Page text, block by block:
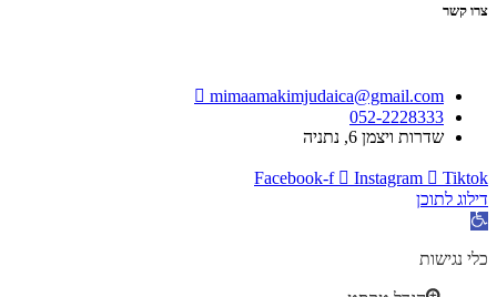
צרו קשר
mimaamakimjudaica@gmail.com
052-2228333
שדרות ויצמן 6, נתניה
Facebook-f Instagram
Tiktok
דילוג לתוכן
פתח
נגישות
כלי נגישות